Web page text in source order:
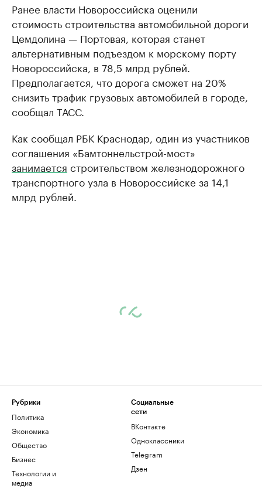
Ранее власти Новороссийска оценили
стоимость строительства автомобильной дороги
Цемдолина — Портовая, которая станет
альтернативным подъездом к морскому порту
Новороссийска, в 78,5 млрд рублей.
Предполагается, что дорога сможет на 20%
снизить трафик грузовых автомобилей в городе,
сообщал ТАСС.
Как сообщал РБК Краснодар, один из участников
соглашения «Бамтоннельстрой-мост»
занимается строительством железнодорожного
транспортного узла в Новороссийске за 14,1
млрд рублей.
Рубрики
Политика
Экономика
Общество
Бизнес
Технологии и
медиа
Социальные
сети
ВКонтакте
Одноклассники
Telegram
Дзен